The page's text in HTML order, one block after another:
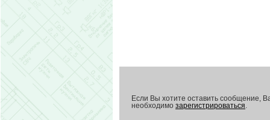
Если Вы хотите оставить сообщение,
необходимо зарегистрироваться.